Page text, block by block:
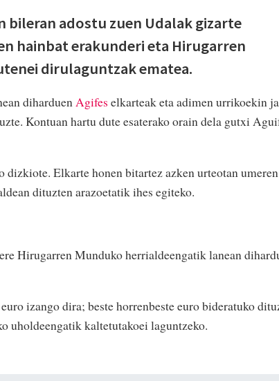
bileran adostu zuen Udalak gizarte
hainbat erakunderi eta Hirugarren
dirulaguntzak ematea.
diharduenAgifes elkarteak eta adimen urrikoekin
Kontuan hartu dute esaterako orain dela gutxi
Elkarte honen bitartez azken urteotan
dituzten arazoetatik ihes egiteko.
Hirugarren Munduko herrialdeengatik lanean
izango dira; beste horrenbeste euro bideratuko
uholdeengatik kaltetutakoei laguntzeko.